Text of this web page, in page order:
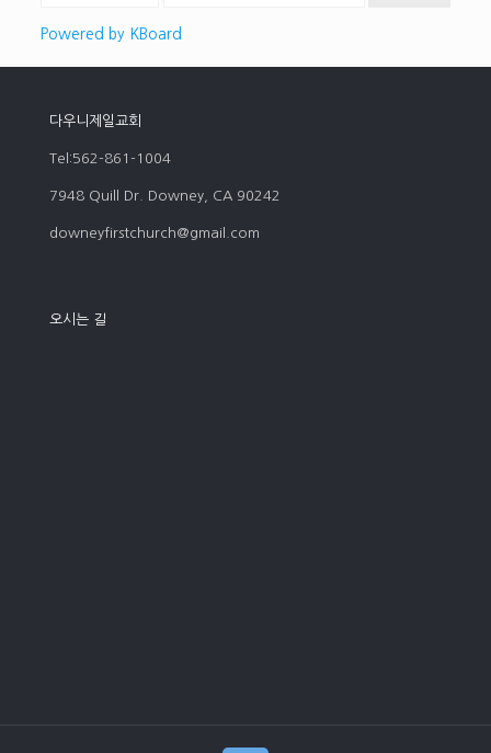
Powered by KBoard
다우니제일교회
Tel:562-861-1004
7948 Quill Dr. Downey, CA 90242
downeyfirstchurch@gmail.com
오시는 길